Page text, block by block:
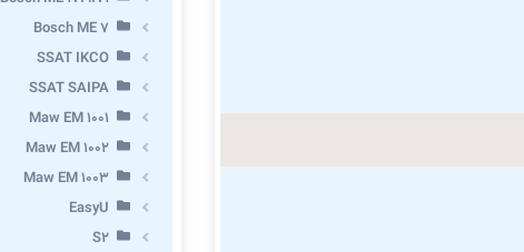
Bosch ME 7
SSAT IKCO
SSAT SAIPA
Maw EM 1001
Maw EM 1002
Maw EM 1003
EasyU
S2